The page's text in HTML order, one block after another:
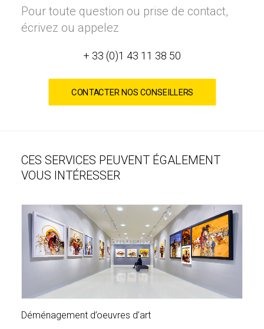
Pour toute question ou prise de contact,
écrivez ou appelez
+ 33 (0)1 43 11 38 50
CONTACTER NOS CONSEILLERS
CES SERVICES PEUVENT ÉGALEMENT
VOUS INTÉRESSER
Déménagement d’oeuvres d’art